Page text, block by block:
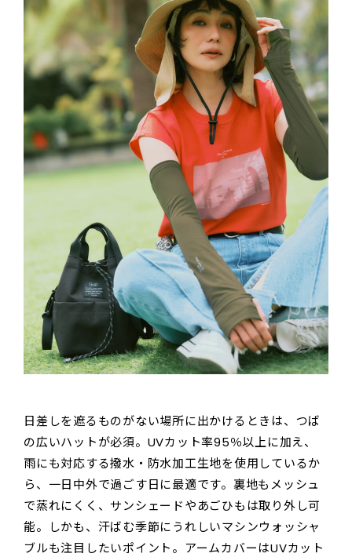
日差しを遮るものがない場所に出かけるときは、つば
の広いハットが必須。UVカット率95％以上に加え、
雨にも対応する撥水・防水加工生地を使用しているか
ら、一日中外で過ごす日に最適です。裏地もメッシュ
で蒸れにくく、サンシェードやあごひもは取り外し可
能。しかも、汗ばむ季節にうれしいマシンウォッシャ
ブルも注目したいポイント。アームカバーはUVカット